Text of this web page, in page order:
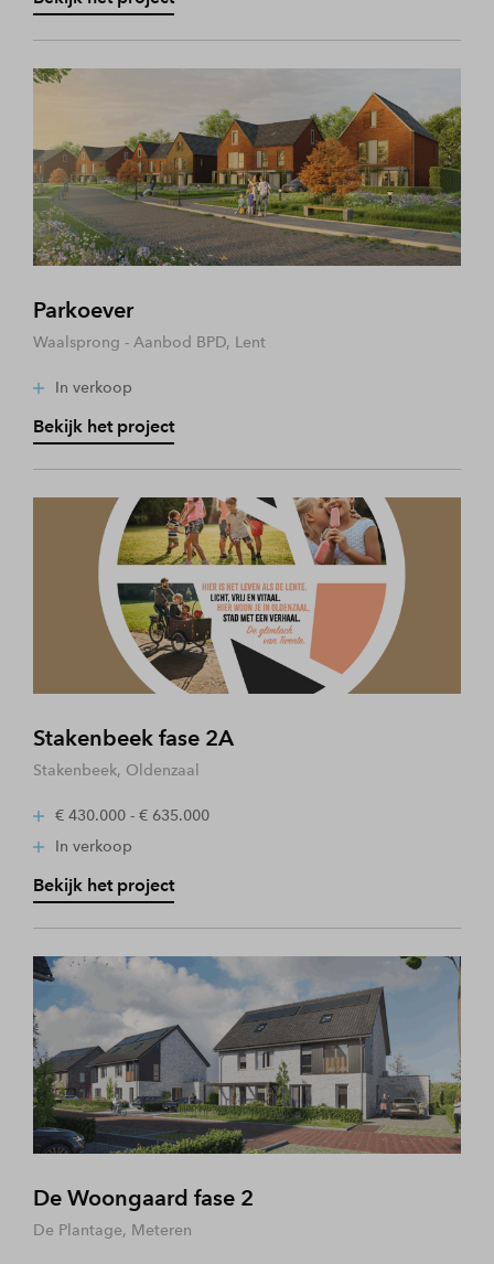
Parkoever
Waalsprong - Aanbod BPD, Lent
In verkoop
Bekijk het project
Stakenbeek fase 2A
Stakenbeek, Oldenzaal
€ 430.000 - € 635.000
In verkoop
Bekijk het project
De Woongaard fase 2
De Plantage, Meteren